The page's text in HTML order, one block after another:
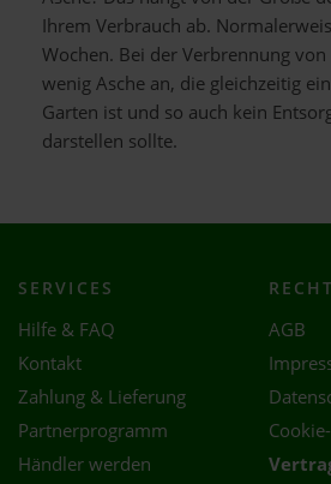
Ihrem Verbrauch ab.
Wochen. Bei der Verbrennung von
wenig Asche an, die gleichzeitig
Garten ist und so auch kein
darstellen sollte.
SERVICES
Hilfe & FAQ
Kontakt
Zahlung & Lieferung
Partnerprogramm
Händler werden
AGB